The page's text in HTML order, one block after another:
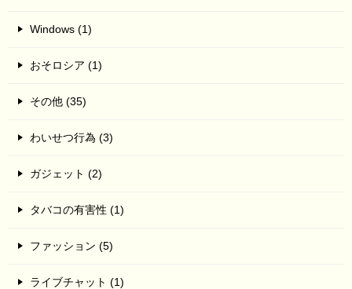
Windows (1)
おそロシア (1)
その他 (35)
わいせつ行為 (3)
ガジェット (2)
タバコの有害性 (1)
ファッション (5)
ライブチャット (1)